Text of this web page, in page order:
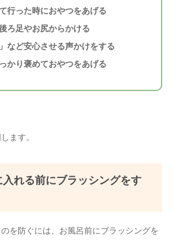
行った時におやつをあげる
ろ足やお尻からかける
など安心させる声かけをする
かり褒めておやつをあげる
ます。
れる前にブラッシングをす
を防ぐには、お風呂前にブラッシングを